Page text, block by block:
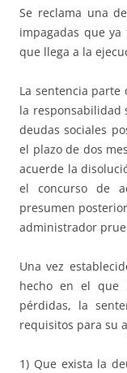
Se reclama una
impagadas que
que llega a la
La sentencia parte
la responsabilidad
deudas sociales
el plazo de dos
acuerde la
el concurso de
presumen
administrador
Una vez
hecho en el que
pérdidas, la
requisitos para su
1) Que exista la